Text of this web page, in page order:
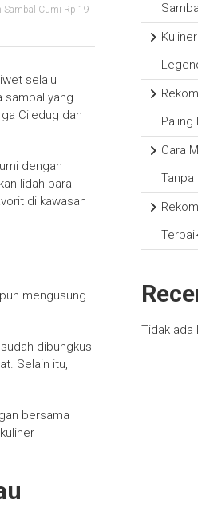
Sambal Cumi Rp 19
selalu
sambal yang
Ciledug dan
dengan
lidah para
di kawasan
mengusung
dibungkus
Selain itu,
bersama
Paling
Cara
Tanpa
Tidak ada